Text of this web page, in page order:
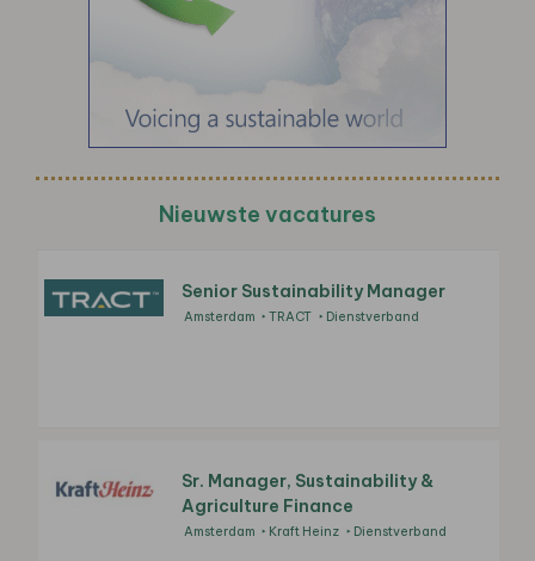
Nieuwste vacatures
Senior Sustainability Manager
Amsterdam TRACT Dienstverband
Sr. Manager, Sustainability &
Agriculture Finance
Amsterdam Kraft Heinz Dienstverband